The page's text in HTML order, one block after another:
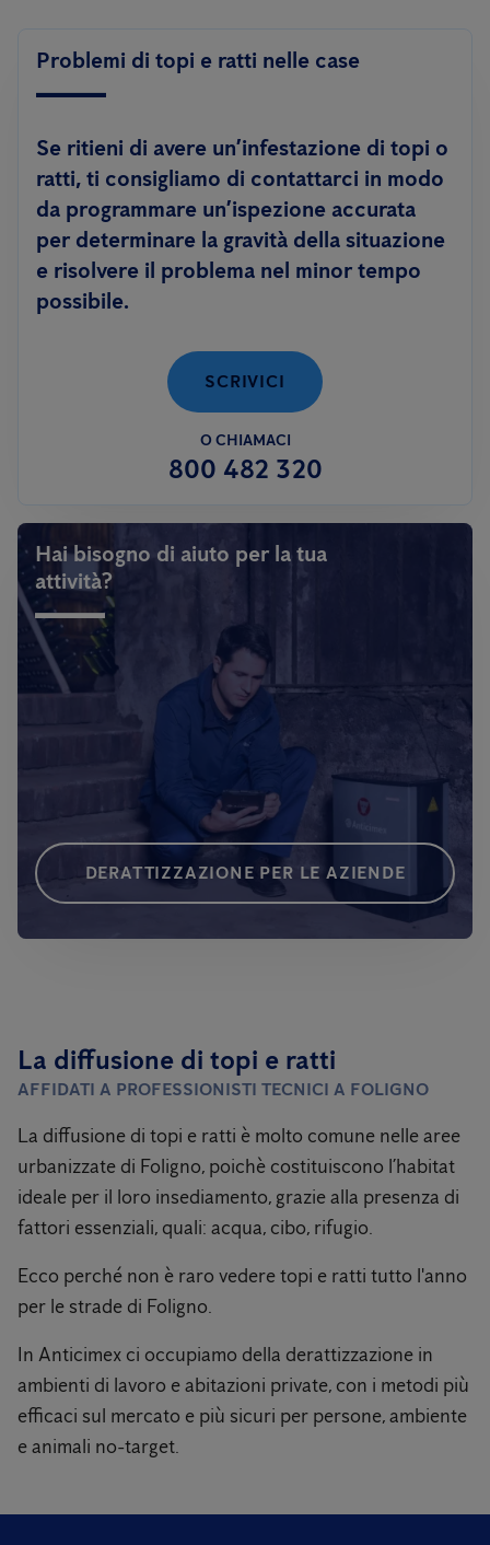
Problemi di topi e ratti nelle case
Se ritieni di avere un’infestazione di topi o
ratti, ti consigliamo di contattarci in modo
da programmare un’ispezione accurata
per determinare la gravità della situazione
e risolvere il problema nel minor tempo
possibile.
SCRIVICI
O CHIAMACI
800 482 320
Hai bisogno di aiuto per la tua
attività?
DERATTIZZAZIONE PER LE AZIENDE
La diffusione di topi e ratti
AFFIDATI A PROFESSIONISTI TECNICI A FOLIGNO
La diffusione di topi e ratti è molto comune nelle aree
urbanizzate di Foligno, poichè costituiscono l’habitat
ideale per il loro insediamento, grazie alla presenza di
fattori essenziali, quali: acqua, cibo, rifugio.
Ecco perché non è raro vedere topi e ratti tutto l'anno
per le strade di Foligno.
In Anticimex ci occupiamo della derattizzazione in
ambienti di lavoro e abitazioni private, con i metodi più
efficaci sul mercato e più sicuri per persone, ambiente
e animali no-target.